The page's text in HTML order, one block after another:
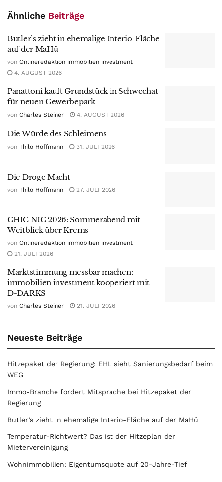
Ähnliche Beiträge
Butler’s zieht in ehemalige Interio-Fläche
auf der MaHü
von Onlineredaktion immobilien investment
4. AUGUST 2026
Panattoni kauft Grundstück in Schwechat
für neuen Gewerbepark
von Charles Steiner 4. AUGUST 2026
Die Würde des Schleimens
von Thilo Hoffmann 31. JULI 2026
Die Droge Macht
von Thilo Hoffmann 27. JULI 2026
CHIC NIC 2026: Sommerabend mit
Weitblick über Krems
von Onlineredaktion immobilien investment
21. JULI 2026
Marktstimmung messbar machen:
immobilien investment kooperiert mit
D-DARKS
von Charles Steiner 21. JULI 2026
Neueste Beiträge
Hitzepaket der Regierung: EHL sieht Sanierungsbedarf beim
WEG
Immo-Branche fordert Mitsprache bei Hitzepaket der
Regierung
Butler’s zieht in ehemalige Interio-Fläche auf der MaHü
Temperatur-Richtwert? Das ist der Hitzeplan der
Mietervereinigung
Wohnimmobilien: Eigentumsquote auf 20-Jahre-Tief